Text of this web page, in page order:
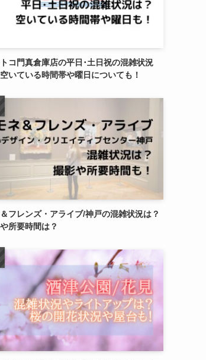
コ門真倉庫店の平日･土日祝の混雑状況
いている時間帯や曜日についても！
フレンズ・アライブ/神戸の混雑状況は？
所要時間は？